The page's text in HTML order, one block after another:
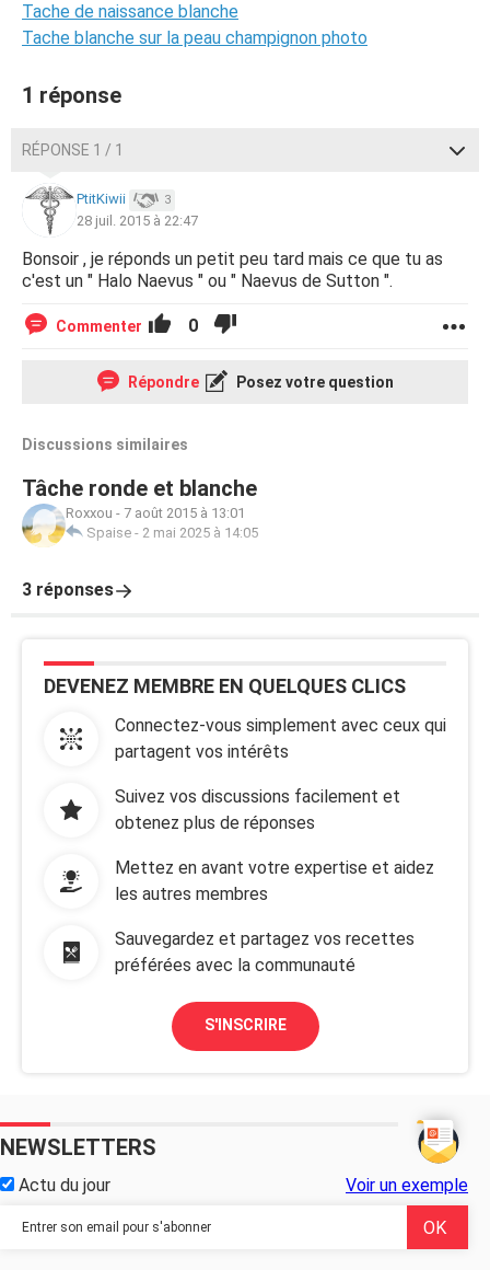
Tache de naissance blanche
Tache blanche sur la peau champignon photo
1 réponse
RÉPONSE 1 / 1
PtitKiwii 3
28 juil. 2015 à 22:47
Bonsoir , je réponds un petit peu tard mais ce que tu as
c'est un " Halo Naevus " ou " Naevus de Sutton ".
Commenter 0
Répondre Posez votre question
Discussions similaires
Tâche ronde et blanche
Roxxou - 7 août 2015 à 13:01
Spaise - 2 mai 2025 à 14:05
3 réponses
DEVENEZ MEMBRE EN QUELQUES CLICS
Connectez-vous simplement avec ceux qui
partagent vos intérêts
Suivez vos discussions facilement et
obtenez plus de réponses
Mettez en avant votre expertise et aidez
les autres membres
Sauvegardez et partagez vos recettes
préférées avec la communauté
S'INSCRIRE
NEWSLETTERS
Actu du jour Voir un exemple